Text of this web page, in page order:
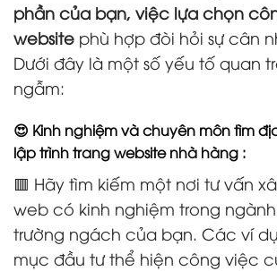
phần của bạn, việc lựa chọn
website phù hợp đòi hỏi sự cân
Dưới đây là một số yếu tố quan
ngẫm:
😍 Kinh nghiệm và chuyên môn tìm
lập trình trang website nhà hàng :
🟥 Hãy tìm kiếm một nơi tư vấn
web có kinh nghiệm trong
trường ngách của bạn. Các ví
mục đầu tư thể hiện công việc